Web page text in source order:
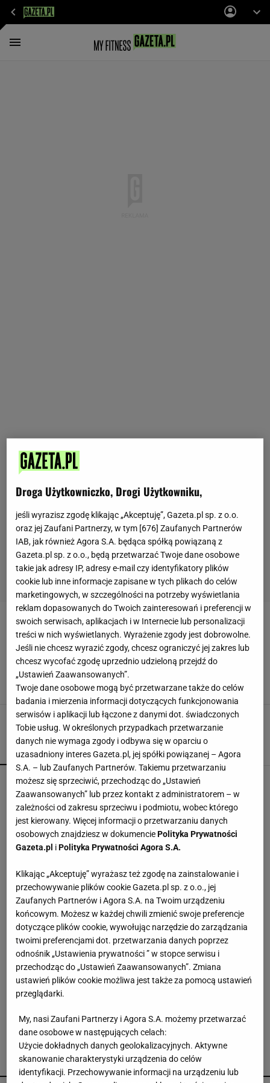
BOTTLE CAP CHALLENGE
Anna Lewandowska i Robert Lewandowski
wzięli udział w #bottlecapchallenge. Jak
wyszło?
MATERIAŁ PROMOCYJNY PR
POPULARNE NAJNOWSZE
Polacy chcą zielonej energii, ale stawiają twardy
warunek. "To sygnał alarmowy"
Kolejny akt agresji nastolatków. 16-latek
zaatakowany nożem
Kto najlepszym prezydentem w III RP? Dudy nie
wspominają dobrze nawet wyborcy PiS
Były żołnierz USA więziony w Rosji. Jego stan
jest krytyczny
16 wysp, a wokół malownicze lasy. To oferuje
POLECAMY
Droga Użytkowniczko, Drogi Użytkowniku,
jeśli wyrazisz zgodę klikając „Akceptuję”, Gazeta.pl sp. z o.o.
oraz jej Zaufani Partnerzy, w tym [676] Zaufanych Partnerów
IAB, jak również Agora S.A. będąca spółką powiązaną z
Gazeta.pl sp. z o.o., będą przetwarzać Twoje dane osobowe
takie jak adresy IP, adresy e-mail czy identyfikatory plików
cookie lub inne informacje zapisane w tych plikach do celów
marketingowych, w szczególności na potrzeby wyświetlania
reklam dopasowanych do Twoich zainteresowań i preferencji w
swoich serwisach, aplikacjach i w Internecie lub personalizacji
treści w nich wyświetlanych. Wyrażenie zgody jest dobrowolne.
Jeśli nie chcesz wyrazić zgody, chcesz ograniczyć jej zakres lub
chcesz wycofać zgodę uprzednio udzieloną przejdź do
„Ustawień Zaawansowanych”.
Twoje dane osobowe mogą być przetwarzane także do celów
badania i mierzenia informacji dotyczących funkcjonowania
serwisów i aplikacji lub łączone z danymi dot. świadczonych
Tobie usług. W określonych przypadkach przetwarzanie
danych nie wymaga zgody i odbywa się w oparciu o
uzasadniony interes Gazeta.pl, jej spółki powiązanej – Agora
S.A. – lub Zaufanych Partnerów. Takiemu przetwarzaniu
możesz się sprzeciwić, przechodząc do „Ustawień
Zaawansowanych” lub przez kontakt z administratorem – w
zależności od zakresu sprzeciwu i podmiotu, wobec którego
jest kierowany. Więcej informacji o przetwarzaniu danych
osobowych znajdziesz w dokumenciePolityka Prywatności
Gazeta.pl iPolityka Prywatności Agora S.A.
Klikając „Akceptuję” wyrażasz też zgodę na zainstalowanie i
przechowywanie plików cookie Gazeta.pl sp. z o.o., jej
Zaufanych Partnerów i Agora S.A. na Twoim urządzeniu
końcowym. Możesz w każdej chwili zmienić swoje preferencje
dotyczące plików cookie, wywołując narzędzie do zarządzania
twoimi preferencjami dot. przetwarzania danych poprzez
odnośnik „Ustawienia prywatności ” w stopce serwisu i
przechodząc do „Ustawień Zaawansowanych”. Zmiana
ustawień plików cookie możliwa jest także za pomocą ustawień
przeglądarki.
My, nasi Zaufani Partnerzy i Agora S.A. możemy przetwarzać
dane osobowe w następujących celach:
Użycie dokładnych danych geolokalizacyjnych. Aktywne
skanowanie charakterystyki urządzenia do celów
identyfikacji. Przechowywanie informacji na urządzeniu lub